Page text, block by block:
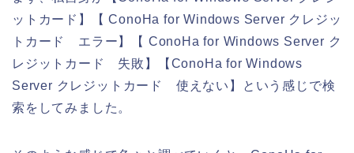
ットカード】【 ConoHa for Windows Server クレジッ
トカード エラー】【 ConoHa for Windows Server ク
レジットカード 失敗】【ConoHa for Windows
Server クレジットカード 使えない】という感じで検
索をしてみました。